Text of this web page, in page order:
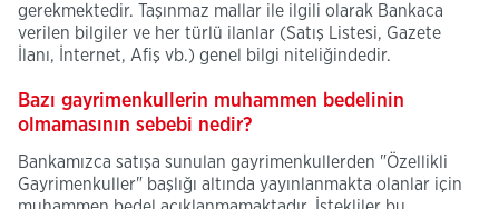
gerekmektedir. Taşınmaz mallar ile ilgili olarak Bankaca
verilen bilgiler ve her türlü ilanlar (Satış Listesi, Gazete
İlanı, İnternet, Afiş vb.) genel bilgi niteliğindedir.
Bazı gayrimenkullerin muhammen bedelinin
olmamasının sebebi nedir?
Bankamızca satışa sunulan gayrimenkullerden "Özellikli
Gayrimenkuller" başlığı altında yayınlanmakta olanlar için